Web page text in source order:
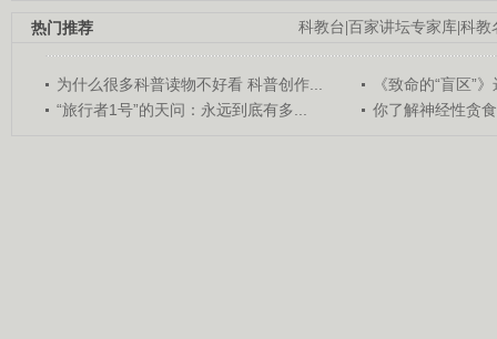
科教台 百家讲坛专家库 科教
热门推荐
为什么很多科普读物不好看 科普创作...
《致命的“盲区”
“旅行者1号”的天问：永远到底有多...
你了解神经性贪